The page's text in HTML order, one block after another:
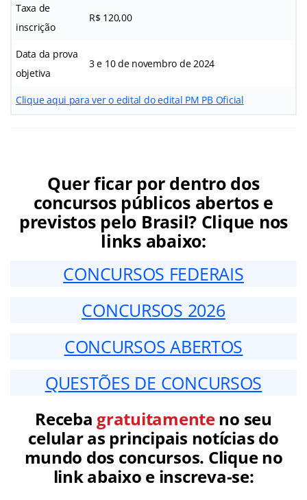
Taxa de
inscrição
R$ 120,00
Data da prova
objetiva
3 e 10 de novembro de 2024
Clique aqui para ver o edital do edital PM PB Oficial
Quer ficar por dentro dos
concursos públicos abertos e
previstos pelo Brasil? Clique nos
links abaixo:
CONCURSOS FEDERAIS
CONCURSOS 2026
CONCURSOS ABERTOS
QUESTÕES DE CONCURSOS
Receba gratuitamenteno seu
celular as principais notícias do
mundo dos concursos. Clique no
link abaixo e inscreva-se: